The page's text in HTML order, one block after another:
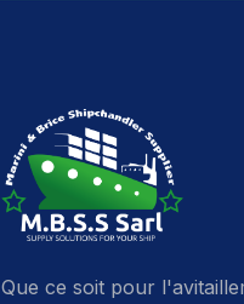
Que ce soit pour